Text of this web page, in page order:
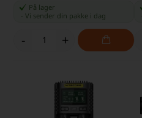
På lager
-Vi sender din pakke i dag
- +